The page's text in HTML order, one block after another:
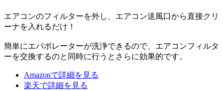
エアコンのフィルターを外し、エアコン送風口から直接クリ
ーナを入れるだけ！
簡単にエバポレーターが洗浄できるので、エアコンフィルタ
ーを交換するのと同時に行うとさらに効果的です。
Amazonで詳細を見る
楽天で詳細を見る